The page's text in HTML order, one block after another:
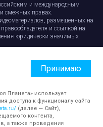
и международным
и смежных правах.
размещенных на
и ссылкой на
юридически значимых
персональных данных
Принимаю
Планета» использует
доступа к функционалу сайта
(далее — Сайт),
контента,
а также проведения